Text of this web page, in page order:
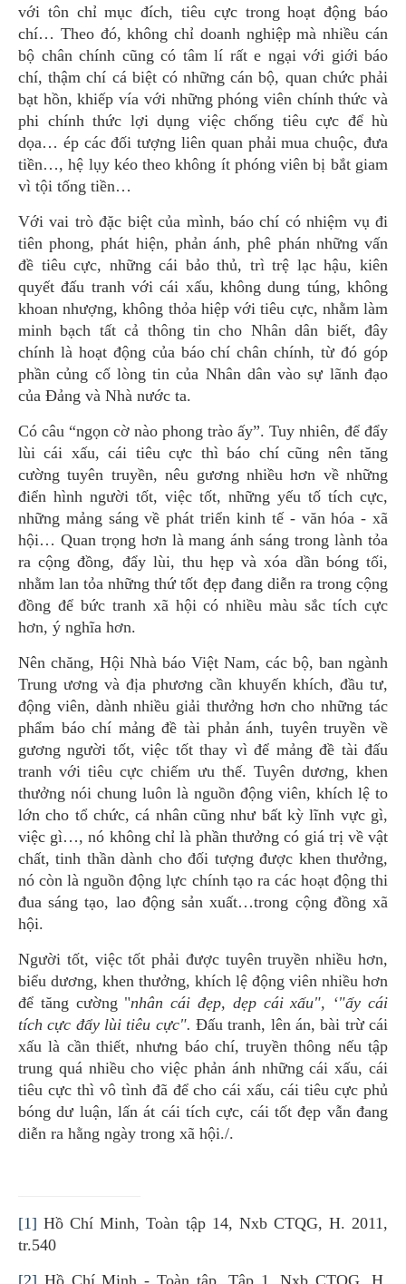
với tôn chỉ mục đích, tiêu cực trong hoạt động báo
chí… Theo đó, không chỉ doanh nghiệp mà nhiều cán
bộ chân chính cũng có tâm lí rất e ngại với giới báo
chí, thậm chí cá biệt có những cán bộ, quan chức phải
bạt hồn, khiếp vía với những phóng viên chính thức và
phi chính thức lợi dụng việc chống tiêu cực để hù
dọa… ép các đối tượng liên quan phải mua chuộc, đưa
tiền…, hệ lụy kéo theo không ít phóng viên bị bắt giam
vì tội tống tiền…
Với vai trò đặc biệt của mình, báo chí có nhiệm vụ đi
tiên phong, phát hiện, phản ánh, phê phán những vấn
đề tiêu cực, những cái bảo thủ, trì trệ lạc hậu, kiên
quyết đấu tranh với cái xấu, không dung túng, không
khoan nhượng, không thỏa hiệp với tiêu cực, nhằm làm
minh bạch tất cả thông tin cho Nhân dân biết, đây
chính là hoạt động của báo chí chân chính, từ đó góp
phần củng cố lòng tin của Nhân dân vào sự lãnh đạo
của Đảng và Nhà nước ta.
Có câu “ngọn cờ nào phong trào ấy”. Tuy nhiên, để đẩy
lùi cái xấu, cái tiêu cực thì báo chí cũng nên tăng
cường tuyên truyền, nêu gương nhiều hơn về những
điển hình người tốt, việc tốt, những yếu tố tích cực,
những mảng sáng về phát triển kinh tế - văn hóa - xã
hội… Quan trọng hơn là mang ánh sáng trong lành tỏa
ra cộng đồng, đẩy lùi, thu hẹp và xóa dần bóng tối,
nhằm lan tỏa những thứ tốt đẹp đang diễn ra trong cộng
đồng để bức tranh xã hội có nhiều màu sắc tích cực
hơn, ý nghĩa hơn.
Nên chăng, Hội Nhà báo Việt Nam, các bộ, ban ngành
Trung ương và địa phương cần khuyến khích, đầu tư,
động viên, dành nhiều giải thưởng hơn cho những tác
phẩm báo chí mảng đề tài phản ánh, tuyên truyền về
gương người tốt, việc tốt thay vì để mảng đề tài đấu
tranh với tiêu cực chiếm ưu thế. Tuyên dương, khen
thưởng nói chung luôn là nguồn động viên, khích lệ to
lớn cho tổ chức, cá nhân cũng như bất kỳ lĩnh vực gì,
việc gì…, nó không chỉ là phần thưởng có giá trị về vật
chất, tinh thần dành cho đối tượng được khen thưởng,
nó còn là nguồn động lực chính tạo ra các hoạt động thi
đua sáng tạo, lao động sản xuất…trong cộng đồng xã
hội.
Người tốt, việc tốt phải được tuyên truyền nhiều hơn,
biểu dương, khen thưởng, khích lệ động viên nhiều hơn
để tăng cường "nhân cái đẹp, dẹp cái xấu", ‘"ấy cái
tích cực đẩy lùi tiêu cực". Đấu tranh, lên án, bài trừ cái
xấu là cần thiết, nhưng báo chí, truyền thông nếu tập
trung quá nhiều cho việc phản ánh những cái xấu, cái
tiêu cực thì vô tình đã để cho cái xấu, cái tiêu cực phủ
bóng dư luận, lấn át cái tích cực, cái tốt đẹp vẫn đang
diễn ra hằng ngày trong xã hội./.
[1] Hồ Chí Minh, Toàn tập 14, Nxb CTQG, H. 2011,
tr.540
[2] Hồ Chí Minh - Toàn tập, Tập 1, Nxb CTQG, H.